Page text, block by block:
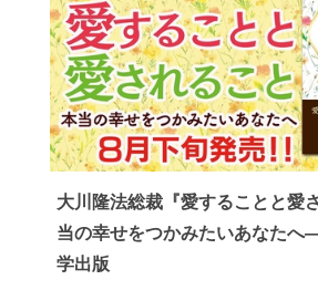
大川隆法総裁『愛することと愛
当の幸せをつかみたいあなたへ
学出版